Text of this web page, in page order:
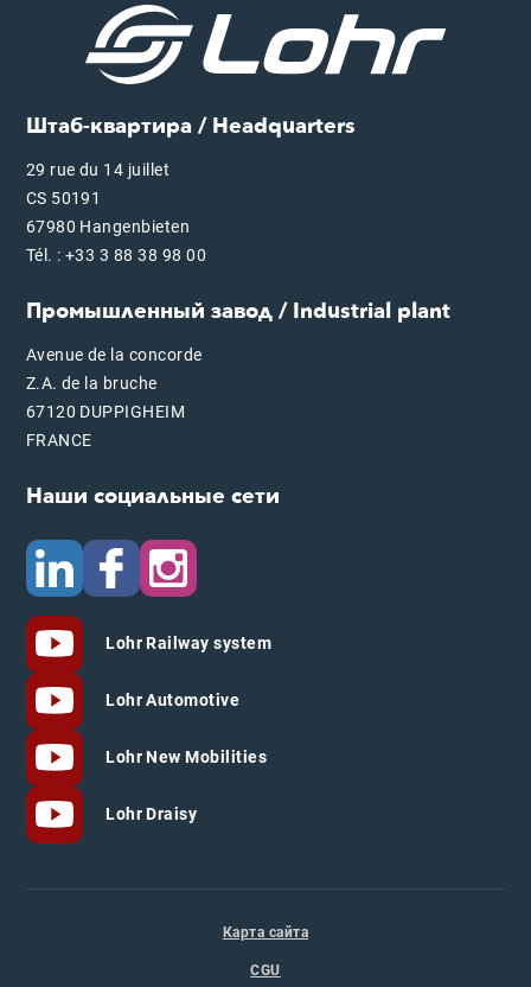
Штаб-квартира / Headquarters
29 rue du 14 juillet
CS 50191
67980 Hangenbieten
Tél. : +33 3 88 38 98 00
Промышленный завод / Industrial plant
Avenue de la concorde
Z.A. de la bruche
67120 DUPPIGHEIM
FRANCE
Наши социальные сети
Lohr Railway system
Lohr Automotive
Lohr New Mobilities
Lohr Draisy
Карта сайта
CGU